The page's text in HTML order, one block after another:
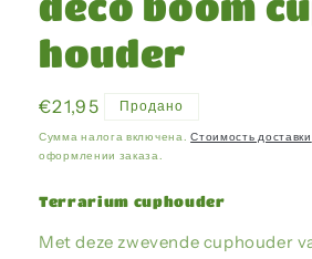
houder
Обычная
цена
€21,95 Продано
Сумма налога включена.Стоимость доставки
оформлении заказа.
Terrarium cuphouder
Met deze zwevende cuphouder